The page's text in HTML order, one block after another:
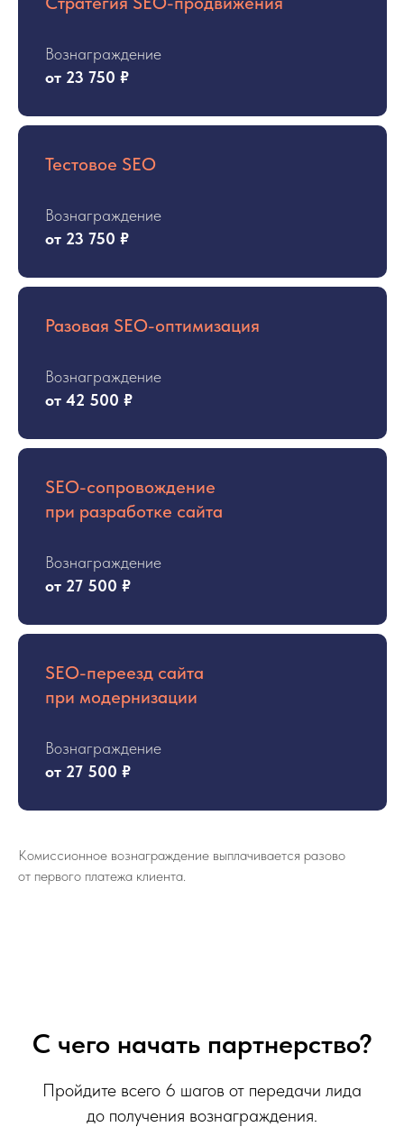
Вознаграждение
от 23 750 ₽
Тестовое SEO
Вознаграждение
от 23 750 ₽
Разовая SEO-оптимизация
Вознаграждение
от 42 500 ₽
SEO-сопровождение
при разработке сайта
Вознаграждение
от 27 500 ₽
SEO-переезд сайта
при модернизации
Вознаграждение
от 27 500 ₽
Комиссионное вознаграждение выплачивается разово
от первого платежа клиента.
С чего начать партнерство?
Пройдите всего 6 шагов от передачи лида
до получения вознаграждения.